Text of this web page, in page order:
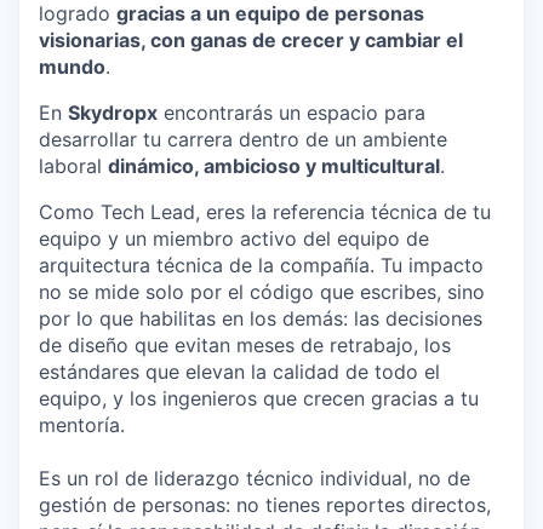
logrado gracias a un equipo de personas
visionarias, con ganas de crecer y cambiar el
mundo.
En Skydropx encontrarás un espacio para
desarrollar tu carrera dentro de un ambiente
laboral dinámico, ambicioso y multicultural.
Como Tech Lead, eres la referencia técnica de tu
equipo y un miembro activo del equipo de
arquitectura técnica de la compañía. Tu impacto
no se mide solo por el código que escribes, sino
por lo que habilitas en los demás: las decisiones
de diseño que evitan meses de retrabajo, los
estándares que elevan la calidad de todo el
equipo, y los ingenieros que crecen gracias a tu
mentoría.
Es un rol de liderazgo técnico individual, no de
gestión de personas: no tienes reportes directos,